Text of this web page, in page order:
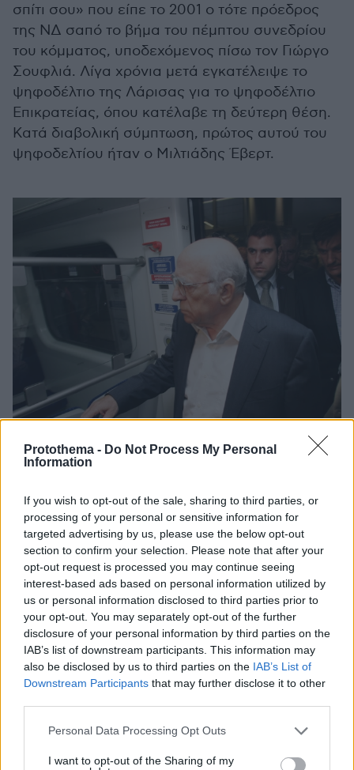
Protothema - Do Not Process My Personal
Information
If you wish to opt-out of the sale, sharing to third parties, or
processing of your personal or sensitive information for
targeted advertising by us, please use the below opt-out
section to confirm your selection. Please note that after your
opt-out request is processed you may continue seeing
interest-based ads based on personal information utilized by
us or personal information disclosed to third parties prior to
your opt-out. You may separately opt-out of the further
disclosure of your personal information by third parties on the
IAB’s list of downstream participants. This information may
also be disclosed by us to third parties on the IAB’s List of
Downstream Participants that may further disclose it to other
Please note that this website/app uses one or more Google
not limited to your visit or usage behaviour. You may click to
Personal Data Processing Opt Outs
I want to opt-out of the Sharing of my
σπίτι σου» που είπε το 2001 ο τότε πρόεδρος
της ΝΔ σαπό το βήμα του πέμπτου συνεδρίου
του κόμματος, υποδεχόμενος πίσω τον Γιώργο
Σουφλιά. Λίγα χρόνια μετά εγκατέλειψε το
ψηφοδέλτιο της Λάρισας για το ψηφοδέλτιο
Επικρατείας, όπου κατέλαβε τη δεύτερη θέση.
Κατά διαβολική σύμπτωση, πρώτος αυτού του
ψηφοδελτίου ήταν ο Μιλτιάδης Έβερτ.
Ο Σουφλιάς ανέλαβε για πέντε χρόνια από το
2004 έως το 2009 το υπουργείο ΠΕΧΩΔΕ στην
κυβέρνηση Καραμανλή. Δεν ήταν όμως μόνο
αυτό. Ήταν κάτι σαν σκιώδης αντιπρόεδρος της
κυβέρνησης, με εισηγήσεις που λαμβάνονταν
πολύ σοβαρά υπόψιν για τον πολιτικό
σχεδιασμό. Κάποιοι μάλιστα του χρέωσαν και
τη βασική εισήγηση για τις εκλογές του 2009
που απεδείχθησαν καρμανιόλα για τη ΝΔ και
σήμαναν και την αποχώρηση του από την
ενεργό πολιτική. Ήταν βεβαίως βασικό μέλος
Καραμανλή, αυτής της κλειστής ομάδας